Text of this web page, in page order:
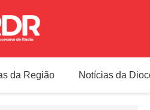
da Região Notícias da